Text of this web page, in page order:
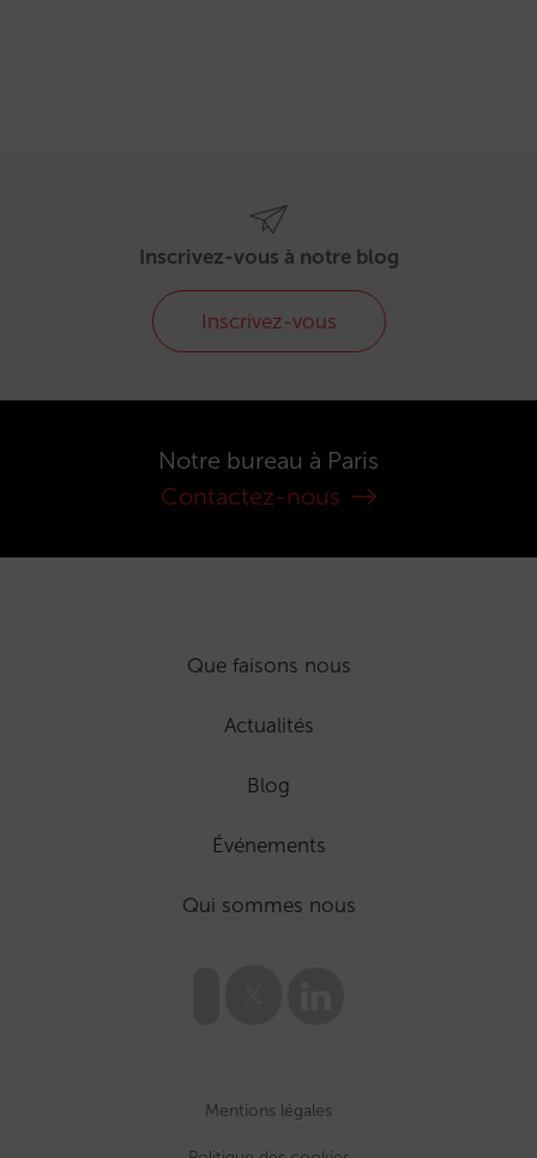
Inscrivez-vous à notre blog
Inscrivez-vous
Notre bureau à Paris
Contactez-nous
Que faisons nous
Actualités
Blog
Événements
Qui sommes nous
Mentions légales